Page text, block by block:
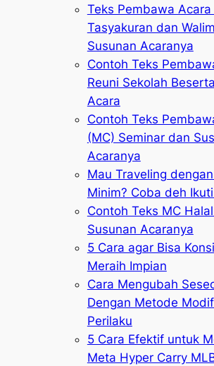
Teks Pembawa Acara
Tasyakuran dan
Susunan Acaranya
Contoh Teks
Reuni Sekolah
Acara
Contoh Teks
(MC) Seminar dan
Acaranya
Mau Traveling
Minim? Coba deh
Contoh Teks MC
Susunan Acaranya
5 Cara agar Bisa
Meraih Impian
Cara Mengubah
Dengan Metode
Perilaku
5 Cara Efektif untuk
Meta Hyper Carry